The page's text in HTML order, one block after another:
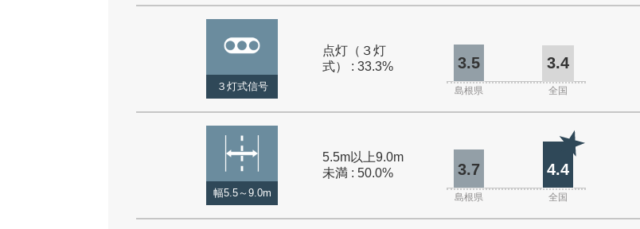
３灯式信号
点灯（３灯
式） : 33.3%
3.5 3.4
島根県 全国
幅5.5～9.0m
5.5m以上9.0m
未満 : 50.0%
3.7 4.4
島根県 全国